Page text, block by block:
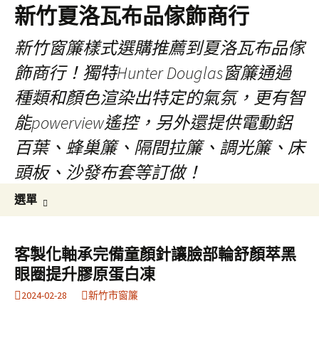
新竹夏洛瓦布品傢飾商行
新竹窗簾樣式選購推薦到夏洛瓦布品傢
飾商行！獨特Hunter Douglas窗簾通過
種類和顏色渲染出特定的氣氛，更有智
能powerview遙控，另外還提供電動鋁
百葉、蜂巢簾、隔間拉簾、調光簾、床
頭板、沙發布套等訂做！
選單
容
鍵
字:
客製化軸承完備童顏針讓臉部輪舒顏萃黑
眼圈提升膠原蛋白凍
2024-02-28 新竹市窗簾